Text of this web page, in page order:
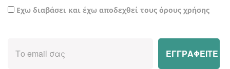
Εχω διαβάσει και έχω αποδεχθεί τους όρους χρήσης